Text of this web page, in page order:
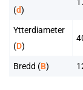
(d)
Ytterdiameter
(D)
Bredd (B)